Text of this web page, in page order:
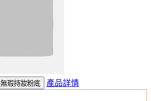
瑕持妝粉底 產品詳情